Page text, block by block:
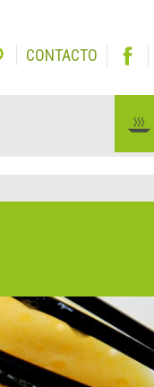
CONTACTO